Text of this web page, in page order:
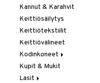
Kannut & Karahvit
Keittiösäilytys
Keittiötekstiilit
Keittiövälineet
Kodinkoneet
Kahvi, Tee & Espresso
Leivänpaahtimet
Kupit & Mukit
Lasit